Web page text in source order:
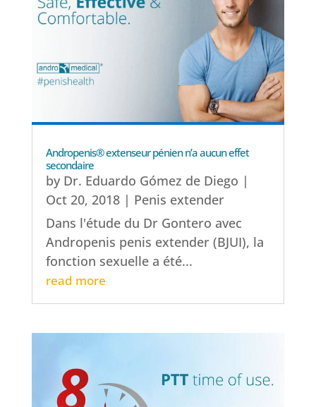
Andropenis® extenseur pénien n’a aucun effet
secondaire
by Dr. Eduardo Gómez de Diego |
Oct 20, 2018| Penis extender
Dans l'étude du Dr Gontero avec
Andropenis penis extender (BJUI), la
fonction sexuelle a été...
read more